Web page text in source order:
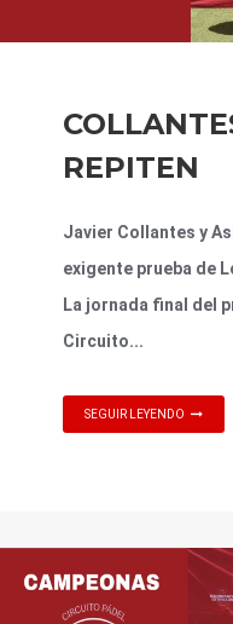
REPITEN
Javier Collantes y
exigente prueba de
La jornada final del
Circuito...
SEGUIR LEYENDO